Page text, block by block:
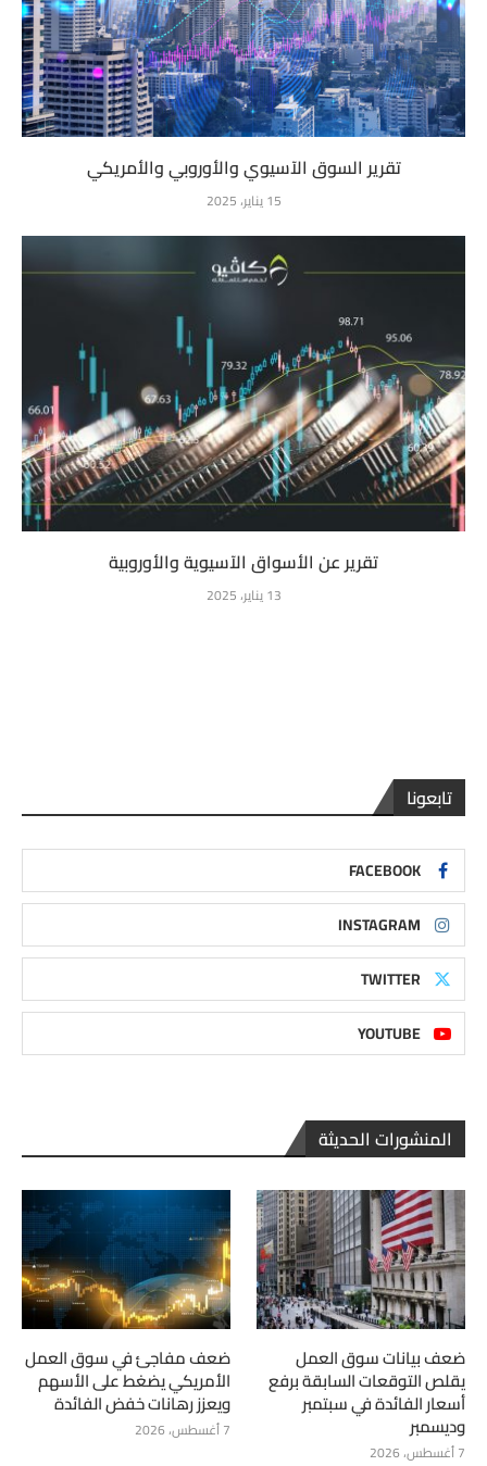
تقرير السوق الآسيوي والأوروبي والأمريكي
15 يناير، 2025
تقرير عن الأسواق الآسيوية والأوروبية
13 يناير، 2025
تابعونا
FACEBOOK
INSTAGRAM
TWITTER
YOUTUBE
المنشورات الحديثة
ضعف بيانات سوق العمل
يقلص التوقعات السابقة برفع
أسعار الفائدة في سبتمبر
وديسمبر
7 أغسطس، 2026
ضعف مفاجئ في سوق العمل
الأمريكي يضغط على الأسهم
ويعزز رهانات خفض الفائدة
7 أغسطس، 2026